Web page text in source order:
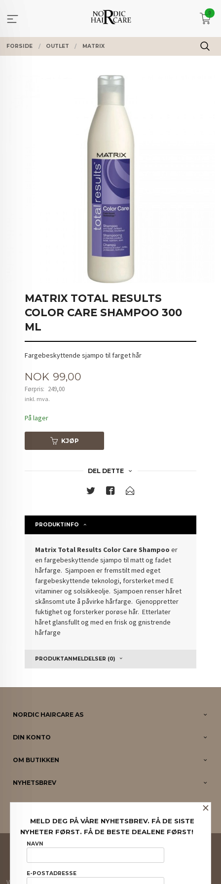
innholdet
0
FORSIDE OUTLET MATRIX
MATRIX TOTAL RESULTS
COLOR CARE SHAMPOO 300
ML
Fargebeskyttende sjampo til farget hår
Tilbud
NOK 99,00
Førpris: 249,00
Rabatt
inkl. mva.
På lager
KJØP
DEL DETTE
PRODUKTINFO
Matrix Total Results Color Care Shampoo er
en fargebeskyttende sjampo til matt og fadet
hårfarge. Sjampoen er fremstilt med eget
fargebeskyttende teknologi, forsterket med E
vitaminer og solsikkeolje. Sjampoen renser håret
skånsomt ute å påvirke hårfarge. Gjenoppretter
fuktighet og forsterker porøse hår. Etterlater
håret glansfullt og med en frisk og gnistrende
hårfarge
PRODUKTANMELDELSER (0)
NORDIC HAIRCARE AS
DIN KONTO
OM BUTIKKEN
NYHETSBREV
PARTNERE
FRAKT
NYHETSBREV
Vår nettbutikk bruker cookies slik at du får en bedre kjøpsopplevelse og vi kan
×
MELD DEG PÅ VÅRE NYHETSBREV. FÅ DE SISTE
NYHETER FØRST. FÅ DE BESTE DEALENE FØRST!
NAVN
E-POSTADRESSE